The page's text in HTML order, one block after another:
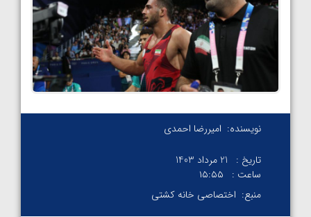
نویسنده: امیررضا احمدی
تاریخ :
21 مرداد 1403
ساعت :
۱۵:۵۵
منبع: اختصاصی خانه کشتی